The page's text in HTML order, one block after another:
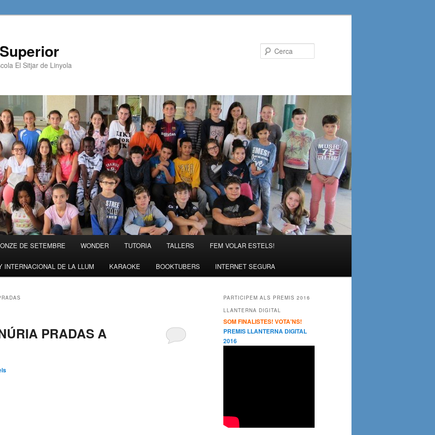
El Sitjar de Linyola
DE SETEMBRE WONDER TUTORIA TALLERS FEM VOLAR ESTELS!
INTERNACIONAL DE LA LLUM KARAOKE BOOKTUBERS INTERNET SEGURA
PRADAS A
PARTICIPEM ALS PREMIS 2016
LLANTERNA DIGITAL
SOM FINALISTES! VOTA'NS!
PREMIS LLANTERNA DIGITAL
2016